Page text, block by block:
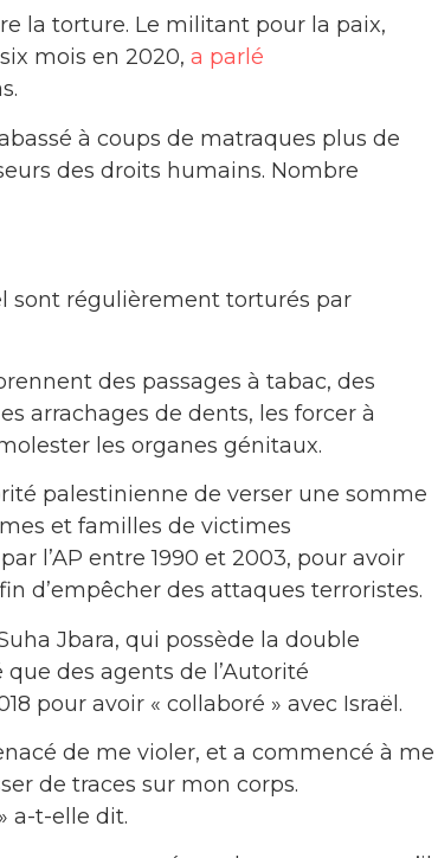
la torture. Le militant pour la paix,
mois en 2020, a parlé
à coups de matraques plus de
des droits humains. Nombre
sont régulièrement torturés par
des passages à tabac, des
arrachages de dents, les forcer à
les organes génitaux.
palestinienne de verser une somme
et familles de victimes
l’AP entre 1990 et 2003, pour avoir
d’empêcher des attaques terroristes.
Jbara, qui possède la double
des agents de l’Autorité
pour avoir « collaboré » avec Israël.
de me violer, et a commencé à me
de traces sur mon corps.
a-t-elle dit.